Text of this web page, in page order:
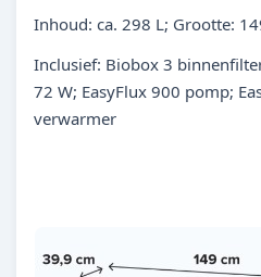
Inhoud: ca. 298 L; Grootte:
Inclusief: Biobox 3
72 W; EasyFlux 900 pomp;
verwarmer